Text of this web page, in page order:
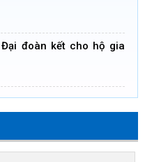
đoàn kết cho hộ gia